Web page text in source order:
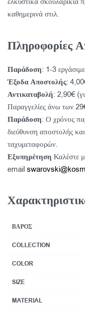
καθημερινά στιλ.
Πληροφορίες
Παράδοση: 1-3
Έξοδα Αποστολής:
Αντικαταβολή: 2,90€
Παραγγελίες άνω των
Παράδοση: Ο χρόνος
διεύθυνση αποστολής
ταχυμεταφορών.
Εξυπηρέτηση Καλέστε
email
ΒΆΡΟΣ
COLLECTION
COLOR
SIZE
MATERIAL